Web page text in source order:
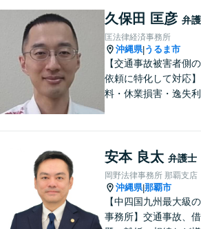
久保田 匡彦 弁
匡法律経済事務所
沖縄県|うるま市
【交通事故被害者側
依頼に特化して対応
料・休業損害・逸失利
安本 良太 弁護士
岡野法律事務所 那覇支店
沖縄県|那覇市
【中四国九州最大級
事務所】交通事故、